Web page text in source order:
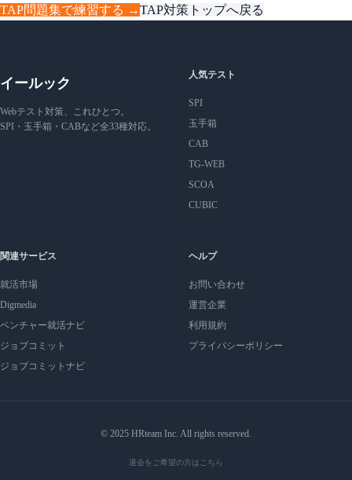
TAP問題集で練習する →TAP対策トップへ戻る
イールック
Webテスト対策、これひとつ。
SPI・玉手箱・CABなど全33種対応。
人気テスト
SPI
玉手箱
CAB
TG-WEB
SCOA
CUBIC
関連サービス
就活市場
Digmedia
ベンチャー就活ナビ
ジョブコミット
ジョブコミットナビ
ヘルプ
お問い合わせ
運営企業
利用規約
プライバシーポリシー
© 2025 HRteam Inc. All rights reserved.
退会をご希望の方はこちら